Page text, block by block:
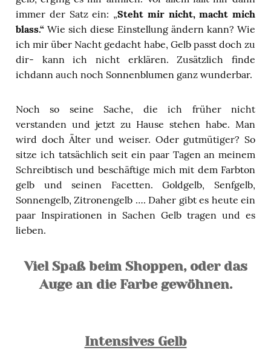
immer der Satz ein: „Steht mir nicht, macht mich
blass.“ Wie sich diese Einstellung ändern kann? Wie
ich mir über Nacht gedacht habe, Gelb passt doch zu
dir- kann ich nicht erklären. Zusätzlich finde
ichdann auch noch Sonnenblumen ganz wunderbar.
Noch so seine Sache, die ich früher nicht
verstanden und jetzt zu Hause stehen habe. Man
wird doch Älter und weiser. Oder gutmütiger? So
sitze ich tatsächlich seit ein paar Tagen an meinem
Schreibtisch und beschäftige mich mit dem Farbton
gelb und seinen Facetten. Goldgelb, Senfgelb,
Sonnengelb, Zitronengelb …. Daher gibt es heute ein
paar Inspirationen in Sachen Gelb tragen und es
lieben.
Viel Spaß beim Shoppen, oder das
Auge an die Farbe gewöhnen.
Intensives Gelb